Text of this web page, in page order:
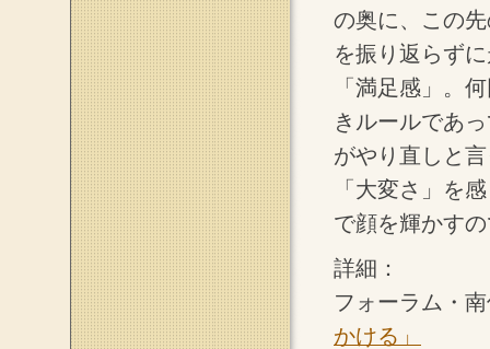
の奥に、この
を振り返らず
「満足感」。
きルールであ
がやり直しと
「大変さ」を
で顔を輝かす
詳細：
フォーラム・
かける」